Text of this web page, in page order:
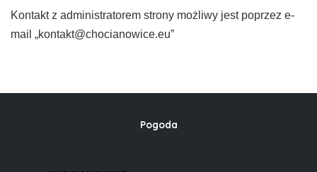
Kontakt z administratorem strony możliwy jest poprzez e-
mail „kontakt@chocianowice.eu”
Pogoda